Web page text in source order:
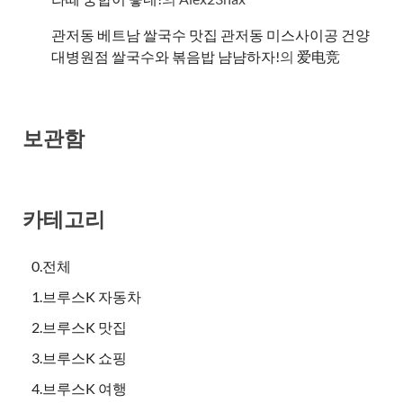
관저동 베트남 쌀국수 맛집 관저동 미스사이공 건양
대병원점 쌀국수와 볶음밥 냠냠하자!의 爱电竞
보관함
카테고리
0.전체
1.브루스K 자동차
2.브루스K 맛집
3.브루스K 쇼핑
4.브루스K 여행